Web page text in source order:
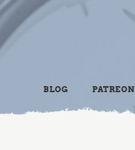
BLOG PATREON